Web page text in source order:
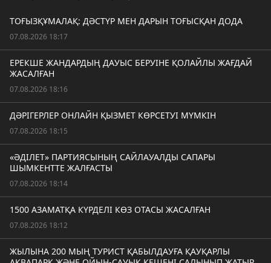
ТОҒЫЗҚҰМАЛАҚ: ДӘСТҮР МЕН ДАРЫН ТОҒЫСҚАН ДОДА
07.08.2026 18:17
ЕРЕКШЕ ЖАНДАРДЫҢ ДАУЫС БЕРУІНЕ ҚОЛАЙЛЫ ЖАҒДАЙ
ЖАСАЛҒАН
07.08.2026 18:16
ДӘРІГЕРЛЕР ОНЛАЙН ҚЫЗМЕТ КӨРСЕТУІ МҮМКІН
07.08.2026 18:15
«ӘДІЛЕТ» ПАРТИЯСЫНЫҢ САЙЛАУАЛДЫ САПАРЫ
ШЫМКЕНТТЕ ЖАЛҒАСТЫ
07.08.2026 18:14
1500 АЗАМАТҚА КҮРДЕЛІ КӨЗ ОТАСЫ ЖАСАЛҒАН
07.08.2026 18:12
ЖЫЛЫНА 200 МЫҢ ТУРИСТ ҚАБЫЛДАУҒА ҚАУҚАРЛЫ